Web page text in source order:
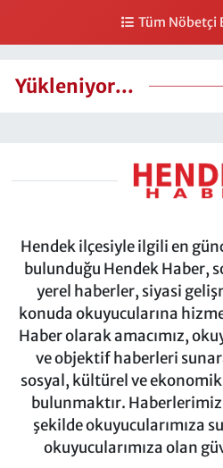
Tüm Nöbetçi
Yükleniyor...
Hendek ilçesiyle ilgili en
bulunduğu Hendek Haber,
yerel haberler, siyasi
konuda okuyucularına
Haber olarak amacımız,
ve objektif haberleri
sosyal, kültürel ve
bulunmaktır.
şekilde okuyucularımıza
okuyucularımıza olan